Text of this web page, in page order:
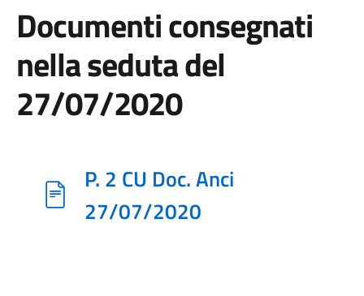
Documenti consegnati
nella seduta del
27/07/2020
P. 2 CU Doc. Anci
27/07/2020